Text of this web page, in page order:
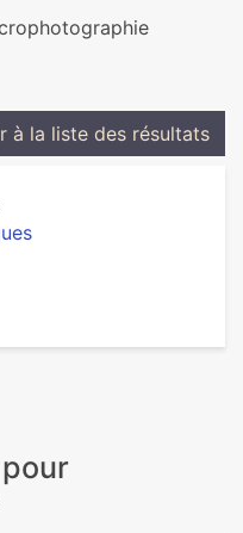
à la liste des résultats